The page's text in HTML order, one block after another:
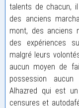
talents de chacun,
des anciens
mont, des anciens
des expériences
malgré leurs
aucun moyen de
possession aucun
Alhazred qui est
censures et